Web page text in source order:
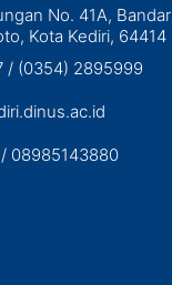
No. 41A, Bandar
Kota Kediri, 64414
/ (0354) 2895999
08985143880